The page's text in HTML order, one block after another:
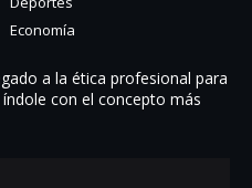
Economía
a la ética profesional para
con el concepto más